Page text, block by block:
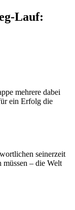
Lauf:
mehrere dabei
ein Erfolg die
seinerzeit
müssen – die Welt